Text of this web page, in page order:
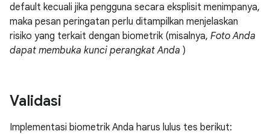
default kecuali jika pengguna secara eksplisit menimpanya,
maka pesan peringatan perlu ditampilkan menjelaskan
risiko yang terkait dengan biometrik (misalnya, Foto Anda
dapat membuka kunci perangkat Anda )
Validasi
Implementasi biometrik Anda harus lulus tes berikut: